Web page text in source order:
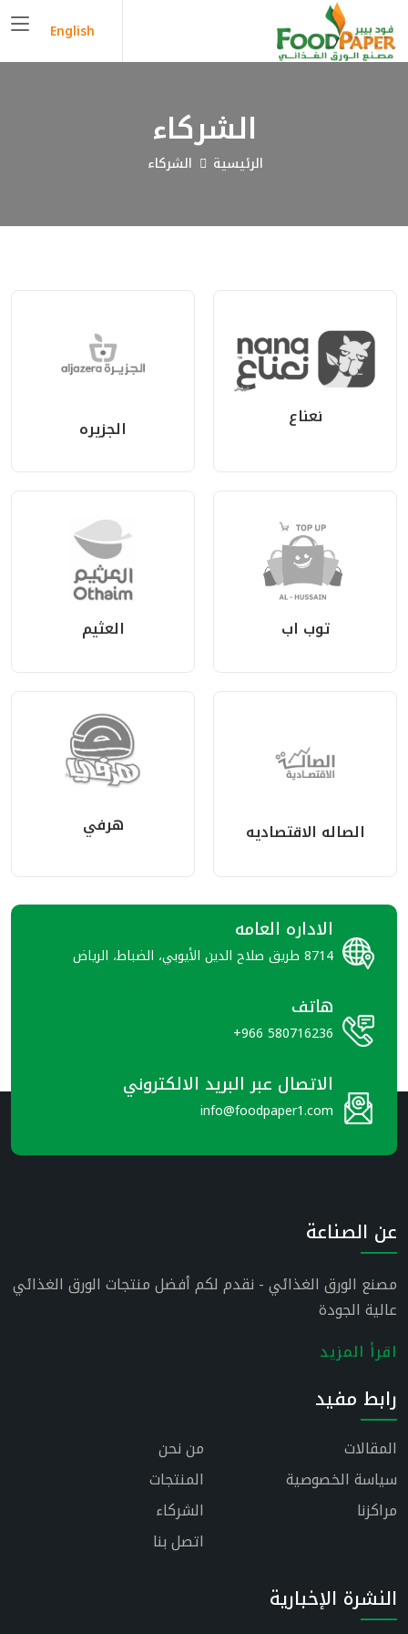
English
الشركاء
الرئيسية الشركاء
نعناع الجزيره
توب اب العثيم
الصاله الاقتصاديه هرفي
الاداره العامه
8714 طريق صلاح الدين الأيوبي، الضباط، الرياض
هاتف
+966 580716236
الاتصال عبر البريد الالكتروني
info@foodpaper1.com
عن الصناعة
مصنع الورق الغذائي - نقدم لكم أفضل منتجات الورق الغذائي
عالية الجودة
اقرأ المزيد
رابط مفيد
من نحن
المقالات
المنتجات
سياسة الخصوصية
الشركاء
مراكزنا
اتصل بنا
النشرة الإخبارية